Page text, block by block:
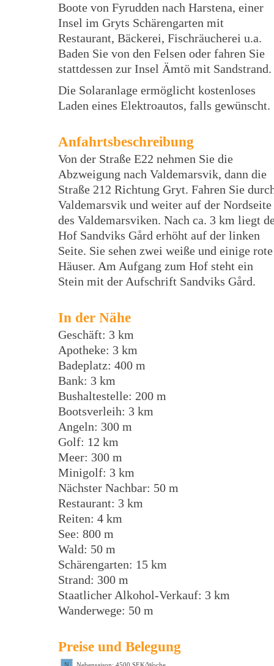
Boote von Fyrudden nach Harstena, einer
Insel im Gryts Schärengarten mit
Restaurant, Bäckerei, Fischräucherei u.a.
Baden Sie von den Felsen oder fahren Sie
stattdessen zur Insel Ämtö mit Sandstrand.
Die Solaranlage ermöglicht kostenloses
Laden eines Elektroautos, falls gewünscht.
Anfahrtsbeschreibung
Von der Straße E22 nehmen Sie die
Abzweigung nach Valdemarsvik, dann die
Straße 212 Richtung Gryt. Fahren Sie
Valdemarsvik und weiter auf der Nordseite
des Valdemarsviken. Nach ca. 3 km liegt
Hof Sandviks Gård erhöht auf der linken
Seite. Sie sehen zwei weiße und einige rote
Häuser. Am Aufgang zum Hof steht ein
Stein mit der Aufschrift Sandviks Gård.
In der Nähe
Geschäft: 3 km
Apotheke: 3 km
Badeplatz: 400 m
Bank: 3 km
Bushaltestelle: 200 m
Bootsverleih: 3 km
Angeln: 300 m
Golf: 12 km
Meer: 300 m
Minigolf: 3 km
Nächster Nachbar: 50 m
Restaurant: 3 km
Reiten: 4 km
See: 800 m
Wald: 50 m
Schärengarten: 15 km
Strand: 300 m
Staatlicher Alkohol-Verkauf: 3 km
Wanderwege: 50 m
Preise und Belegung